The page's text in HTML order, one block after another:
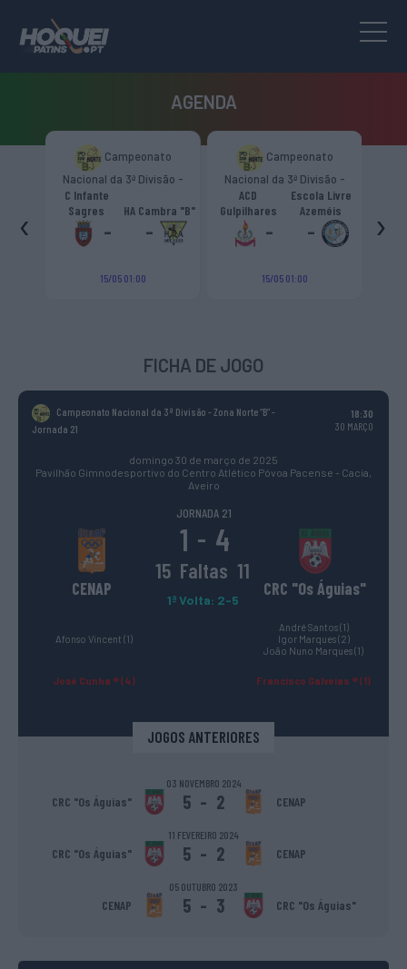
AGENDA
Campeonato
Nacional da 3ª Divisão -
Zona Norte “B”
C Infante
Sagres
-
HA Cambra "B"
-
15/05 01:00
Campeonato
Nacional da 3ª Divisão -
Zona Norte “B”
ACD
Gulpilhares
-
Escola Livre
Azeméis
-
15/05 01:00
‹ ›
FICHA DE JOGO
Campeonato Nacional da 3ª Divisão - Zona Norte “B”-
Jornada 21
18:30
30 MARÇO
domingo 30 de março de 2025
Pavilhão Gimnodesportivo do Centro Atlético Póvoa Pacense - Cacia,
Aveiro
JORNADA 21
CENAP
1 - 4
15 Faltas 11
1ª Volta: 2-5
CRC "Os Águias"
Afonso Vincent (1)
André Santos (1)
Igor Marques (2)
João Nuno Marques (1)
José Cunha ® (4) Francisco Galveias ® (1)
JOGOS ANTERIORES
03 NOVEMBRO 2024
CRC "Os Águias" 5 - 2 CENAP
11 FEVEREIRO 2024
CRC "Os Águias" 5 - 2 CENAP
05 OUTUBRO 2023
CENAP 5 - 3 CRC "Os Águias"